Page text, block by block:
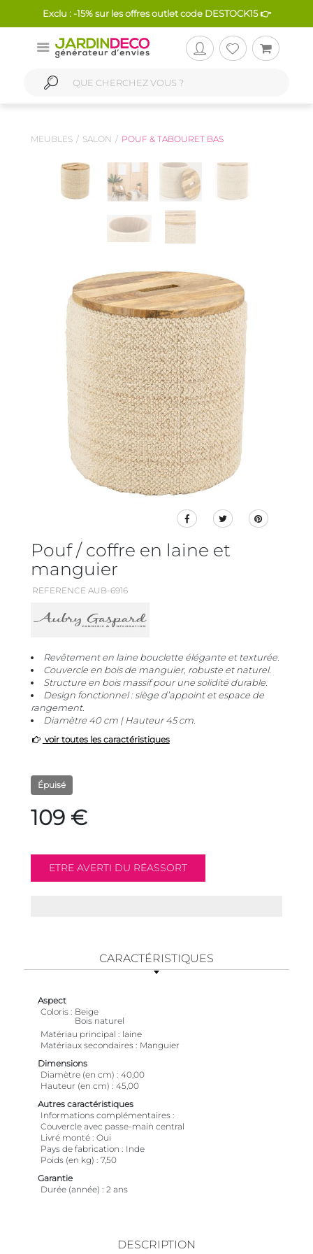
Exclu : -15% sur les offres outlet code DESTOCK15 👉
MEUBLES SALON POUF & TABOURET BAS
Pouf / coffre en laine et
manguier
REFERENCE AUB-6916
Revêtement en laine bouclette élégante et texturée.
Couvercle en bois de manguier, robuste et naturel.
Structure en bois massif pour une solidité durable.
Design fonctionnel : siège d’appoint et espace de
rangement.
Diamètre 40 cm | Hauteur 45 cm.
voir toutes les caractéristiques
Épuisé
109 €
CARACTÉRISTIQUES
Aspect
Coloris
Beige
Bois naturel
Matériau principal
laine
Matériaux secondaires
Manguier
Dimensions
Diamètre (en cm)
40,00
Hauteur (en cm)
45,00
Autres caractéristiques
Informations complémentaires
Couvercle avec passe-main central
Livré monté Oui
Pays de fabrication
Inde
Poids (en kg)
7,50
Garantie
Durée (année)
2 ans
DESCRIPTION